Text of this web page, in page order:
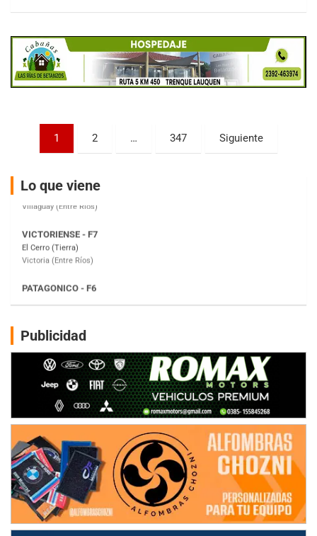
Paginación
entradas
1 2 … 347 Siguiente
Lo que viene
KDO - F6
Ciudad de Trenque Lauquen (Asfalto)
Trenque Lauquen (Buenos Aires)
Villaguay (Entre Ríos)
El Cerro (Tierra)
Victoria (Entre Ríos)
Moto Club Reginense (Tierra)
Gral. E. Godoy (Río Negro)
Juventud Unida (Tierra)
NORESTE SANTAFESINO - F6
Ciudad de Avellaneda (Asfalto)
Avellaneda (Santa Fe)
SUR SANTAFESINO - F4
José Samuel Sánchez (Tierra)
Rufino (Santa Fe)
TUCUMANO - F5
Juan Navarro (Asfalto)
El Timbó (Tucumán)
COBERTURA ESPECIAL DE E-KART.COM.AR
08/09-AGO
IAME SERIES ARGENTINA 6
Publicidad